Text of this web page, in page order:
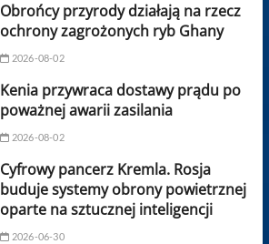
Obrońcy przyrody działają na rzecz
ochrony zagrożonych ryb Ghany
2026-08-02
Kenia przywraca dostawy prądu po
poważnej awarii zasilania
2026-08-02
Cyfrowy pancerz Kremla. Rosja
buduje systemy obrony powietrznej
oparte na sztucznej inteligencji
2026-06-30